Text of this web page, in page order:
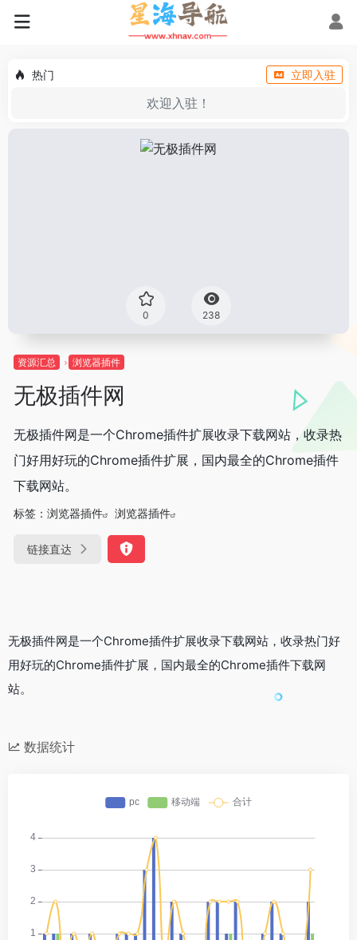
热门 立即入驻
欢迎入驻！
0 238
资源汇总 浏览器插件
无极插件网
无极插件网是一个Chrome插件扩展收录下载网站，收录热
门好用好玩的Chrome插件扩展，国内最全的Chrome插件
下载网站。
标签： 浏览器插件 浏览器插件
链接直达
无极插件网是一个Chrome插件扩展收录下载网站，收录热门好
用好玩的Chrome插件扩展，国内最全的Chrome插件下载网
站。
数据统计